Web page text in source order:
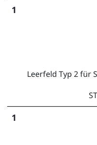
1
Leerfeld Typ 2 für
1